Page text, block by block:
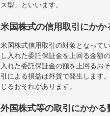
ス型」といいます。
米国株式の信用取引にかか
米国株式信用取引の対象となって
し入れた委託保証金を上回る金額
入れた委託保証金の額を上回るお
引による損益は外貨で発生します
じるおそれがあります。
外国株式等の取引にかかる